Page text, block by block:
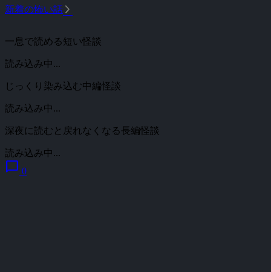
新着の怖い話 arrow_forward_ios
一息で読める短い怪談
読み込み中...
じっくり染み込む中編怪談
読み込み中...
深夜に読むと戻れなくなる長編怪談
読み込み中...
chat_bubble 0